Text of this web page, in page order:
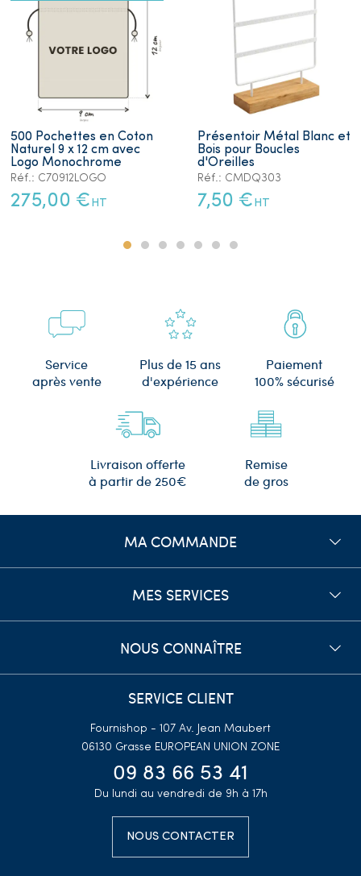
500 Pochettes en Coton
Naturel 9 x 12 cm avec
Logo Monochrome
Réf.: C70912LOGO
275,00 € HT
Présentoir Métal Blanc et
Bois pour Boucles
d'Oreilles
Réf.: CMDQ303
7,50 € HT
Service
après vente
Plus de 15 ans
d'expérience
Paiement
100% sécurisé
Livraison offerte
à partir de 250€
Remise
de gros
MA COMMANDE
MES SERVICES
NOUS CONNAÎTRE
SERVICE CLIENT
Fournishop - 107 Av. Jean Maubert
06130 Grasse EUROPEAN UNION ZONE
09 83 66 53 41
Du lundi au vendredi de 9h à 17h
NOUS CONTACTER